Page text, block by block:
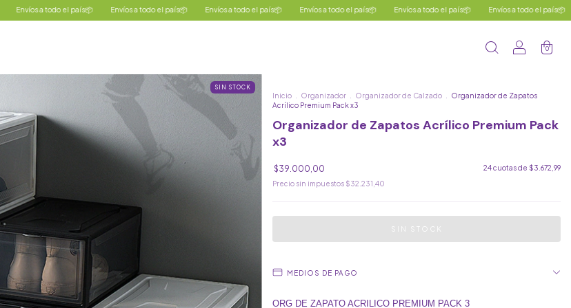
todo el país📦 Envíos a todo el país📦 Envíos a todo el país📦 Envíos a todo el país📦 Envíos a todo el país📦 Envíos a todo el país📦 Envíos
0
SIN STOCK
Inicio Organizador Organizador de Calzado
Organizador de Zapatos
Acrílico Premium Pack x3
Organizador de Zapatos Acrílico Premium Pack
x3
$39.000,00 24cuotas de $3.672,99
Precio sin impuestos $32.231,40
MEDIOS DE PAGO
ORG DE ZAPATO ACRILICO PREMIUM PACK 3